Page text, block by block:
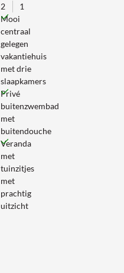
2
1
Mooi
centraal
gelegen
vakantiehuis
met drie
slaapkamers
Privé
buitenzwembad
met
buitendouche
Veranda
met
tuinzitjes
met
prachtig
uitzicht